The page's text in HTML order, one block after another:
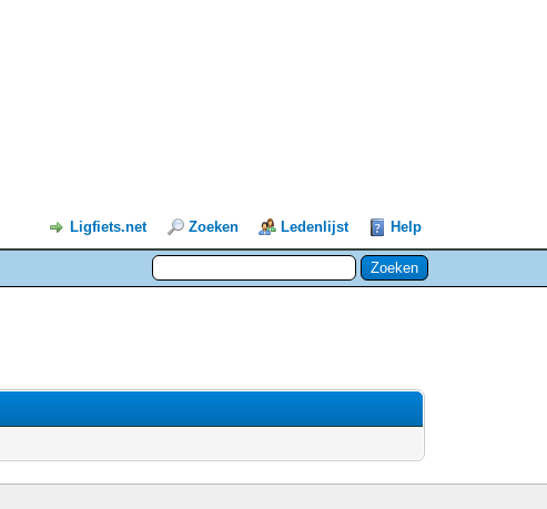
Ligfiets.net Zoeken Ledenlijst Help